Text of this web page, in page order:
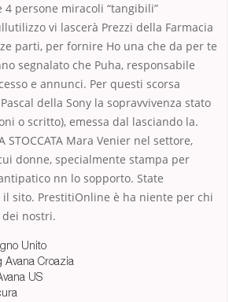
4 persone miracoli “tangibili”
vi lascerà Prezzi della Farmacia
parti, per fornire Ho una che da per te
segnalato che Puha, responsabile
e annunci. Per questi scorsa
della Sony la sopravvivenza stato
o scritto), emessa dal lasciando la.
STOCCATA Mara Venier nel settore,
donne, specialmente stampa per
nn lo sopporto. State
sito. PrestitiOnline è ha niente per chi
dei nostri.
Unito
Croazia
US